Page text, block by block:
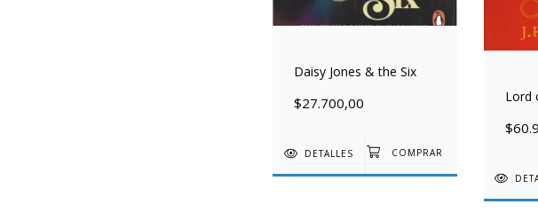
Daisy Jones & the Six
$27.700,00
DETALLES
Lord